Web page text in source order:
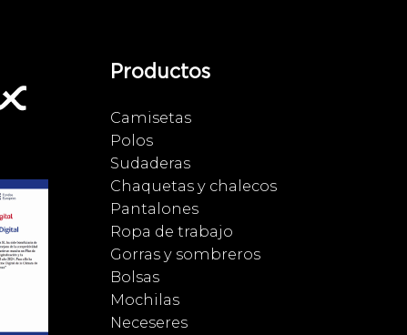
Productos
Camisetas
Polos
Sudaderas
Chaquetas y chalecos
Pantalones
Ropa de trabajo
Gorras y sombreros
Bolsas
Mochilas
Neceseres